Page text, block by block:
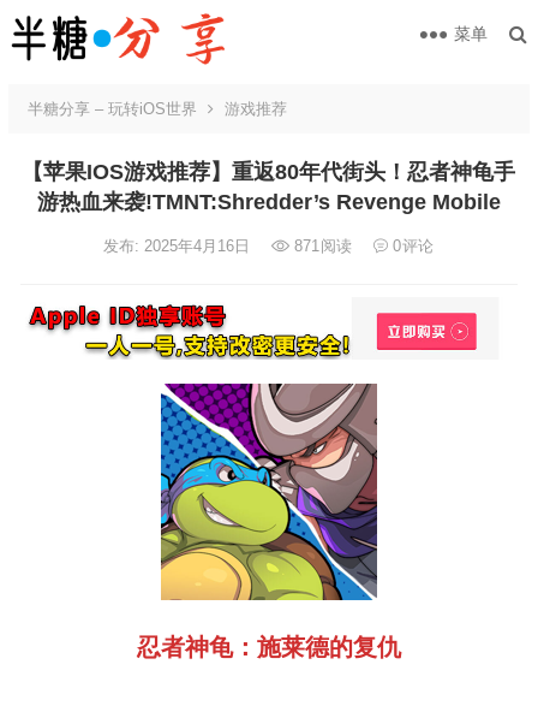
菜单
半糖分享 – 玩转iOS世界 游戏推荐
【苹果IOS游戏推荐】重返80年代街头！忍者神龟手
游热血来袭!TMNT:Shredder’s Revenge Mobile
发布: 2025年4月16日 871阅读 0评论
忍者神龟：施莱德的复仇